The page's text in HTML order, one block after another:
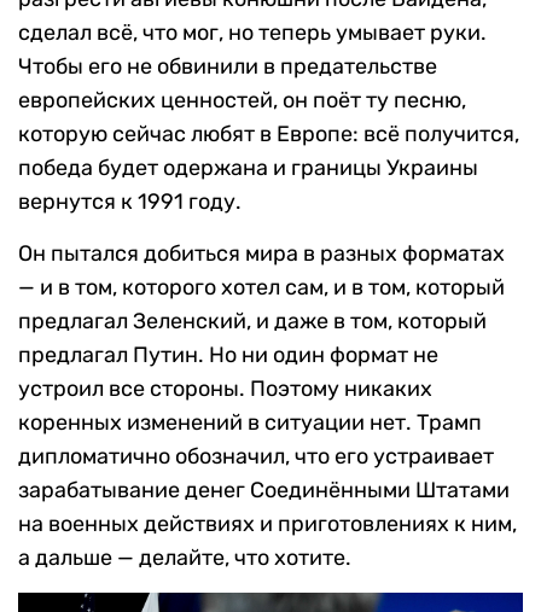
сделал всё, что мог, но теперь умывает руки.
Чтобы его не обвинили в предательстве
европейских ценностей, он поёт ту песню,
которую сейчас любят в Европе: всё получится,
победа будет одержана и границы Украины
вернутся к 1991 году.
Он пытался добиться мира в разных форматах
— и в том, которого хотел сам, и в том, который
предлагал Зеленский, и даже в том, который
предлагал Путин. Но ни один формат не
устроил все стороны. Поэтому никаких
коренных изменений в ситуации нет. Трамп
дипломатично обозначил, что его устраивает
зарабатывание денег Соединёнными Штатами
на военных действиях и приготовлениях к ним,
а дальше — делайте, что хотите.